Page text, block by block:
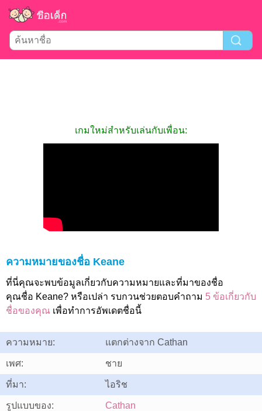
เกมใหม่สำหรับเล่นกับเพื่อน:
ความหมายของชื่อ Keane
ที่นี่คุณจะพบข้อมูลเกี่ยวกับความหมายและที่มาของชื่อ
คุณชื่อ Keane? หรือเปล่า รบกวนช่วยตอบคำถาม 5 ข้อเกี่ยวกับ
ชื่อของคุณ เพื่อทำการอัพเดตชื่อนี้
ความหมาย: แตกต่างจาก Cathan
เพศ: ชาย
ที่มา: ไอริช
รูปแบบของ: Cathan